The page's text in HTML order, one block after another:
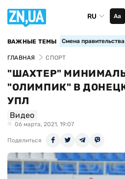
RU Аа
ВАЖНЫЕ ТЕМЫ Смена
ГЛАВНАЯ СПОРТ
"ШАХТЕР"
"ОЛИМПИК" В
УПЛ
Видео
06 марта, 2021, 19:07
Поделиться